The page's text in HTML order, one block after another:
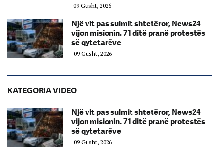
09 Gusht, 2026
Një vit pas sulmit shtetëror, News24
vijon misionin. 71 ditë pranë protestës
së qytetarëve
09 Gusht, 2026
KATEGORIA VIDEO
Një vit pas sulmit shtetëror, News24
vijon misionin. 71 ditë pranë protestës
së qytetarëve
09 Gusht, 2026